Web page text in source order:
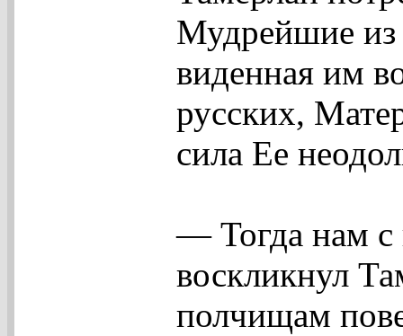
Мудрейшие из
виденная им
русских,
сила Ее
— Тогда нам
воскликнул
полчищам